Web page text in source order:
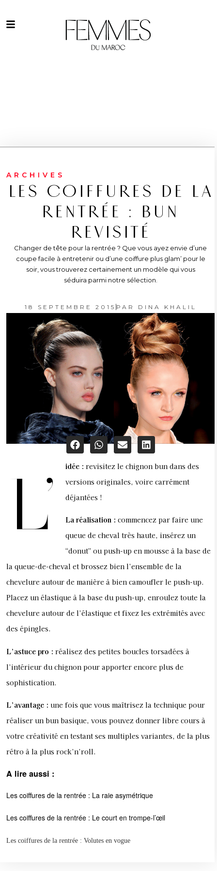
ARCHIVES
LES COIFFURES DE LA
RENTRÉE : BUN
REVISITÉ
Changer de tête pour la rentrée ? Que vous ayez envie d’une
coupe facile à entretenir ou d’une coiffure plus glam’ pour le
soir, vous trouverez certainement un modèle qui vous
séduira parmi notre sélection.
18 SEPTEMBRE 2015 PAR DINA KHALIL
L’ idée : revisitez le chignon bun dans des
versions originales, voire carrément
déjantées !
La réalisation : commencez par faire une
queue de cheval très haute, insérez un
“donut” ou push-up en mousse à la base de
la queue-de-cheval et brossez bien l’ensemble de la
chevelure autour de manière à bien camoufler le push-up.
Placez un élastique à la base du push-up, enroulez toute la
chevelure autour de l’élastique et fixez les extrémités avec
des épingles.
L’astuce pro : réalisez des petites boucles torsadées à
l’intérieur du chignon pour apporter encore plus de
sophistication.
L’avantage : une fois que vous maîtrisez la technique pour
réaliser un bun basique, vous pouvez donner libre cours à
votre créativité en testant ses multiples variantes, de la plus
rétro à la plus rock’n’roll.
A lire aussi :
Les coiffures de la rentrée : La raie asymétrique
Les coiffures de la rentrée : Le court en trompe-l’œil
Les coiffures de la rentrée : Volutes en vogue